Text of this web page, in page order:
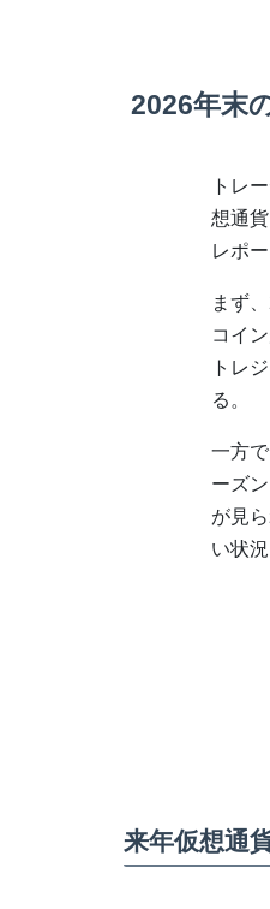
2026年末
トレ
想通
レポ
まず
コイ
トレ
る。
一方
ーズ
が見
い状
来年仮想通